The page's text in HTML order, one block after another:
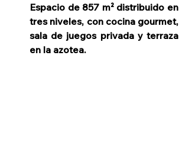
Espacio de 857 m² distribuido en
tres niveles, con cocina gourmet,
sala de juegos privada y terraza
en la azotea.